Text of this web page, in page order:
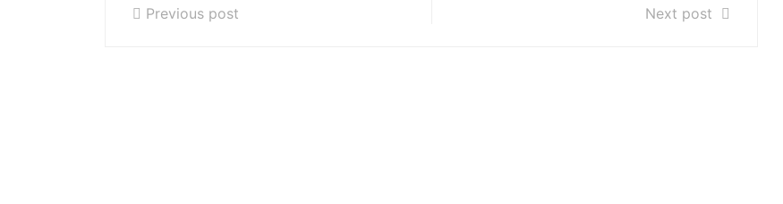
Previous post
Next post